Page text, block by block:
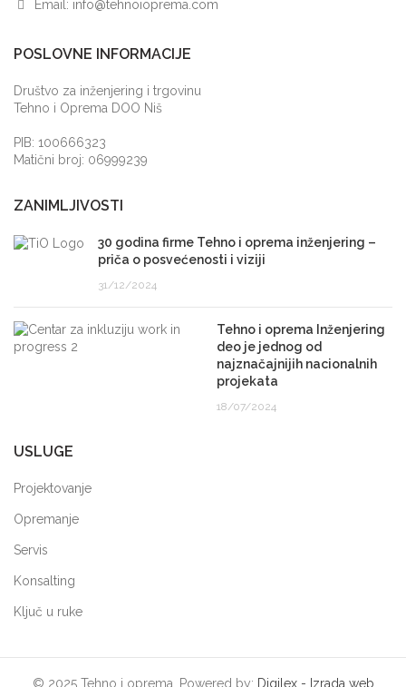
Email: info@tehnoioprema.com
POSLOVNE INFORMACIJE
Društvo za inženjering i trgovinu
Tehno i Oprema DOO Niš
PIB: 100666323
Matični broj: 06999239
ZANIMLJIVOSTI
30 godina firme Tehno i oprema inženjering –
priča o posvećenosti i viziji
31/12/2024
Tehno i oprema Inženjering
deo je jednog od
najznačajnijih nacionalnih
projekata
18/07/2024
USLUGE
Projektovanje
Opremanje
Servis
Konsalting
Ključ u ruke
© 2025 Tehno i oprema. Powered by: Digilex - Izrada web